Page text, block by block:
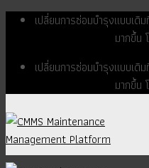
Skip
เปลี่ยนการซ่อมบำรุงแบบเดิ
มากขึ้น
เปลี่ยนการซ่อมบำรุงแบบเดิ
มากขึ้น